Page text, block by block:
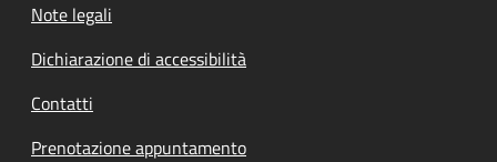
Note legali
Dichiarazione di accessibilità
Contatti
Prenotazione appuntamento